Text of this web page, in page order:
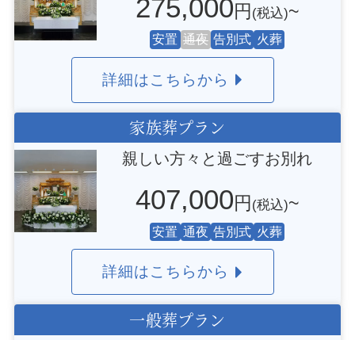
275,000 円 (税込)~
安置 通夜 告別式 火葬
詳細はこちらから
家族葬プラン
親しい方々と過ごすお別れ
407,000 円 (税込)~
安置 通夜 告別式 火葬
詳細はこちらから
一般葬プラン